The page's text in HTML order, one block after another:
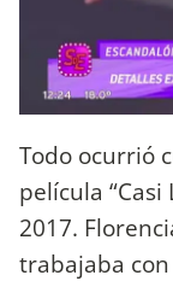
Todo ocurrió
película
2017.
trabajaba